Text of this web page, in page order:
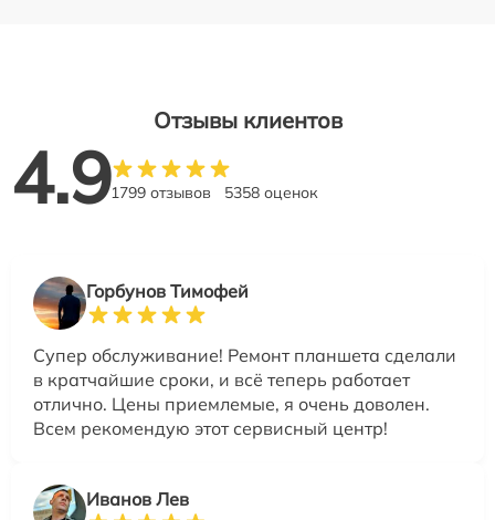
Отзывы клиентов
4.91799 отзывов 5358 оценок
Горбунов Тимофей
Супер обслуживание! Ремонт планшета сделали
в кратчайшие сроки, и всё теперь работает
отлично. Цены приемлемые, я очень доволен.
Всем рекомендую этот сервисный центр!
Иванов Лев